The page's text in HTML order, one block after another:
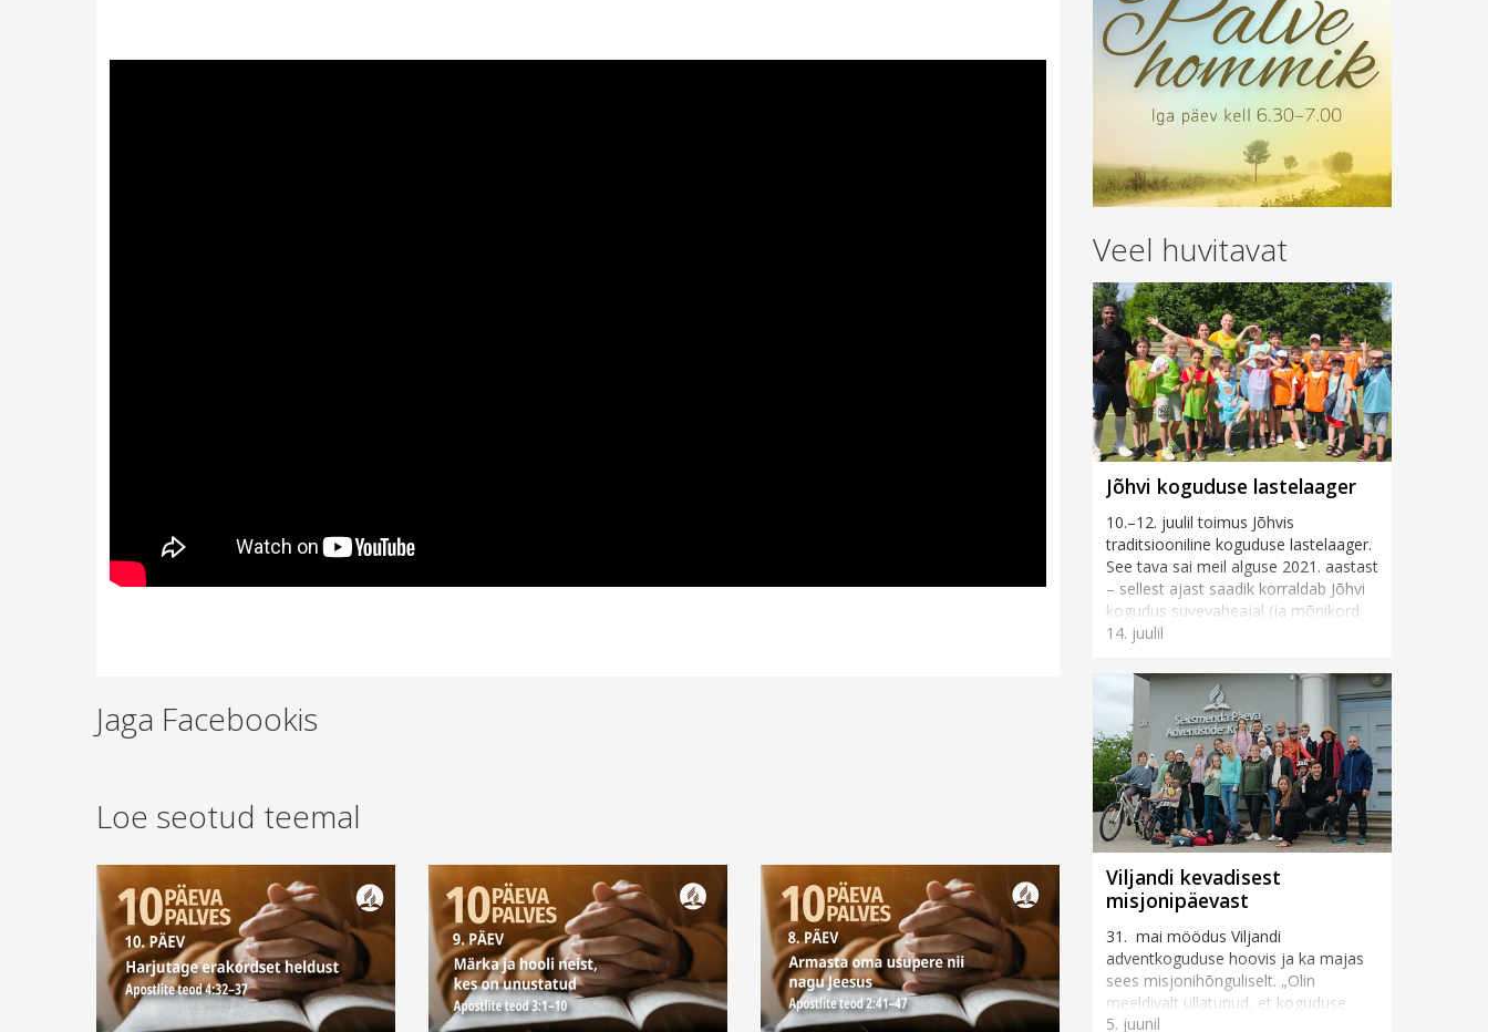
Jaga Facebookis
Loe seotud teemal
Veel huvitavat
Jõhvi koguduse lastelaager
10.–12. juulil toimus Jõhvis
traditsiooniline koguduse lastelaager.
See tava sai meil alguse 2021. aastast
– sellest ajast saadik korraldab Jõhvi
kogudus suvevaheajal (ja mõnikord
ka muul vahea...
14. juulil
Viljandi kevadisest
misjonipäevast
31. mai möödus Viljandi
adventkoguduse hoovis ja ka majas
sees misjonihõnguliselt. „Olin
meeldivalt üllatunud, et koguduse
rahvas ja ka inimesed tänavalt tõid
5. juunil